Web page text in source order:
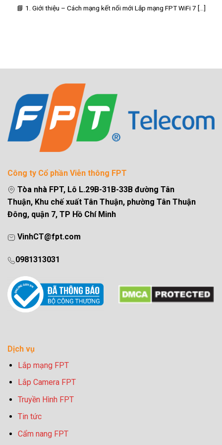
📘 1. Giới thiệu – Cách mạng kết nối mới Lắp mạng FPT WiFi 7 [...]
Công ty Cổ phần Viễn thông FPT
Tòa nhà FPT, Lô L.29B-31B-33B đường Tân
Thuận, Khu chế xuất Tân Thuận, phường Tân Thuận
Đông, quận 7, TP Hồ Chí Minh
VinhCT@fpt.com
0981313031
Dịch vụ
Lắp mạng FPT
Lắp Camera FPT
Truyền Hình FPT
Tin tức
Cẩm nang FPT